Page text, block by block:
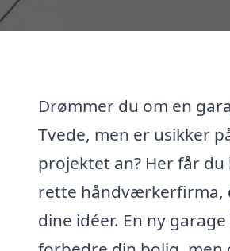
Drømmer du om en
Tvede, men er usikker
projektet an? Her får
rette håndværkerfirma,
dine idéer. En ny